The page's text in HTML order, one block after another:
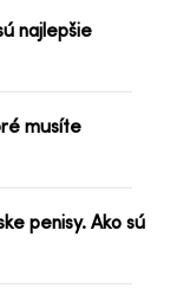
najlepšie
musíte
penisy. Ako sú